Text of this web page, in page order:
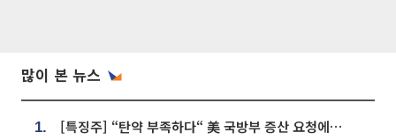
많이 본 뉴스
1. [특징주] “탄약 부족하다“ 美 국방부 증산 요청에⋯국내 방산주 급등세